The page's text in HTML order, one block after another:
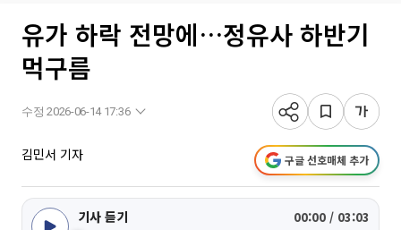
유가 하락 전망에…정유사 하반기
먹구름
수정 2026-06-14 17:36
김민서 기자 구글 선호매체 추가
기사 듣기 00:00 / 03:03